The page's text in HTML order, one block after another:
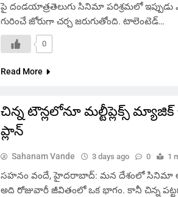
పై దండయాత్రతెలుగు సినిమా పరిశ్రమలో
గురించే జోరుగా చర్చ జరుగుతోంది. టాలెంటెడ్…
0
Read More
చిన్న టౌన్లలోనూ మల్టీప్లెక్స్‌
ప్లాన్
Sahanam Vande 3 days ago 0 1
సహనం వందే, హైదరాబాద్: మన దేశంలో సినిమా
అది రోజువారీ జీవితంలో ఒక భాగం. కానీ చిన్న